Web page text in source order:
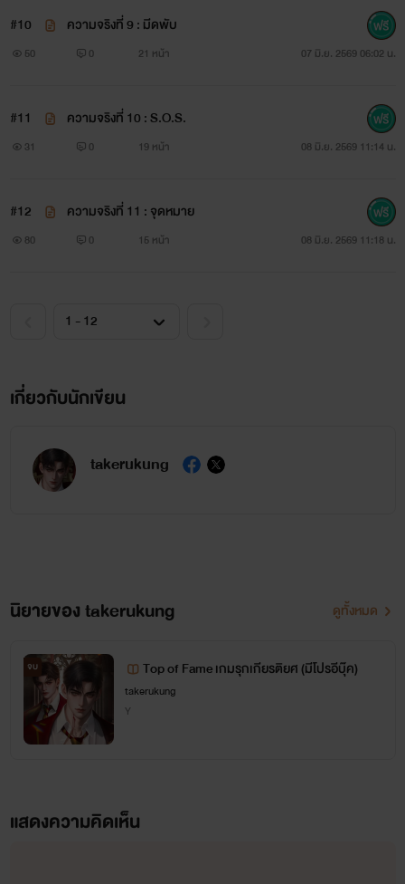
#10 ความจริงที่ 9 : มีดพับ
50 0 21 หน้า 07 มิ.ย. 2569 06:02 น.
#11 ความจริงที่ 10 : S.O.S.
31 0 19 หน้า 08 มิ.ย. 2569 11:14 น.
#12 ความจริงที่ 11 : จุดหมาย
80 0 15 หน้า 08 มิ.ย. 2569 11:18 น.
เกี่ยวกับนักเขียน
takerukung
นิยายของ takerukung ดูทั้งหมด
จบ Top of Fame เกมรุกเกียรติยศ (มีโปรอีบุ๊ค)
takerukung
Y
แสดงความคิดเห็น